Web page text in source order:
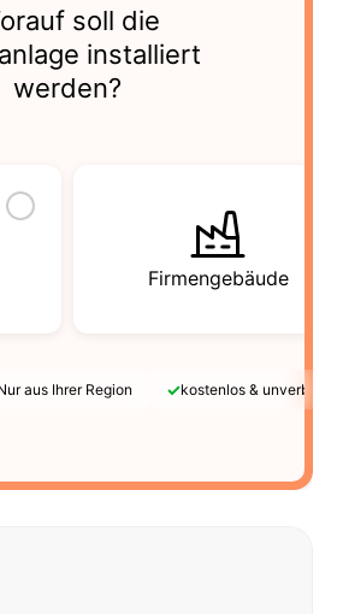
soll die
installiert
werden?
Firmengebäude
aus Ihrer Region ✓kostenlos &